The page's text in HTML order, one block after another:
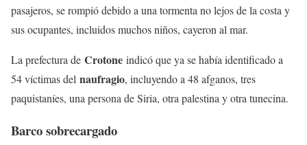
pasajeros, se rompió debido a una tormenta no lejos de la costa y
sus ocupantes, incluidos muchos niños, cayeron al mar.
La prefectura de Crotone indicó que ya se había identificado a
54 víctimas del naufragio, incluyendo a 48 afganos, tres
paquistaníes, una persona de Siria, otra palestina y otra tunecina.
Barco sobrecargado